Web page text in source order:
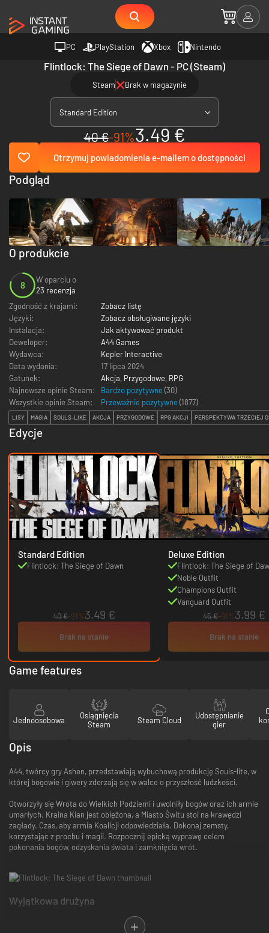
PC PlayStation Xbox Nintendo
Flintlock: The Siege of Dawn - PC (Steam)
Steam Brak w magazynie
Standard Edition
40 €-91%3.49 €
Otrzymuj powiadomienia e-mailem o dostępności
O produkcie
8
W oparciu o
23 recenzja
Zgodność z krajami:
Zobacz listę
Języki:
Zobacz obsługiwane języki
Instalacja:
Jak aktywować produkt
Deweloper:
A44 Games
Wydawca:
Kepler Interactive
Data wydania:
17 lipca 2024
Gatunek:
Akcja, Przygodowe, RPG
Najnowsze opinie Steam:
Bardzo pozytywne (30)
Wszystkie opinie Steam:
Przeważnie pozytywne (1877)
LISY MAGIA SOULS-LIKE AKCJA PRZYGODOWE RPG AKCJI PERSPEKTYWA TRZECIEJ
Edycje
Standard Edition
Flintlock: The Siege of Dawn
40 €-91%3.49 €
Brak na stanie
Deluxe Edition
Flintlock: The Siege of
Noble Outfit
Champions Outfit
Vanguard Outfit
45 €-91%3.99 €
Brak na stanie
Podgląd
Game features
Jednoosobowa
Osiągnięcia
Steam
Steam Cloud
Udostępnianie
gier
Opis
A44, twórcy gry Ashen, przedstawiają wybuchową produkcję Souls-lite, w
której bogowie i giwery zderzają się w walce o przyszłość ludzkości.
Otworzyły się Wrota do Wielkich Podziemi i uwolniły bogów oraz ich armie
umarłych. Kraina Kian jest oblężona, a Miasto Świtu stoi na krawędzi
zagłady. Czas, aby armia Koalicji odpowiedziała. Dokonaj zemsty,
korzystając z prochu i magii. Rozpocznij epicką wyprawę celem
pokonania bogów, odzyskania świata i zamknięcia wrót.
Wyjątkowa drużyna
Wciel się w postać Nor Vanek, elitarnej członkini armii Koalicji, do